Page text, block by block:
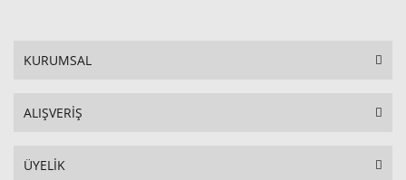
KURUMSAL
ALIŞVERİŞ
ÜYELİK